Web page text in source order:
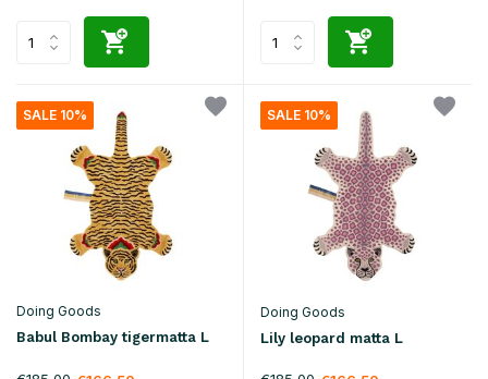
SALE 10%
Doing Goods
Babul Bombay tigermatta L
SALE 10%
Doing Goods
Lily leopard matta L